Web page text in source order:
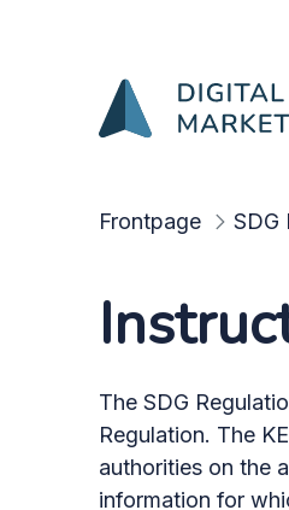
Frontpage SDG
The SDG
Regulation. The
authorities on the
information for